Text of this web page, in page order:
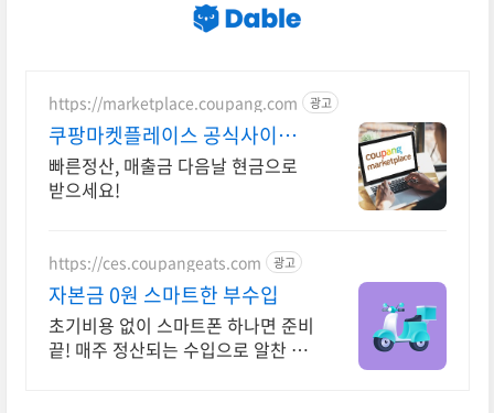
https://marketplace.coupang.com 광고
쿠팡마켓플레이스 공식사이트
쿠팡 공식 입점사이트
빠른정산, 매출금 다음날 현금으로
받으세요!
https://ces.coupangeats.com 광고
자본금 0원 스마트한 부수입
초기비용 없이 스마트폰 하나면 준비
끝! 매주 정산되는 수입으로 알찬 재